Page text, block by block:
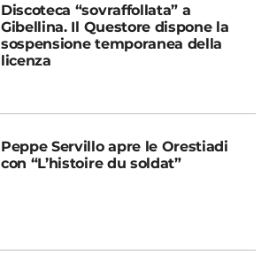
Discoteca “sovraffollata” a
Gibellina. Il Questore dispone la
sospensione temporanea della
licenza
Peppe Servillo apre le Orestiadi
con “L’histoire du soldat”